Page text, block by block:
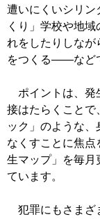
遭いにくいシリン
くり」学校や地
れをしたりしなが
をつくる――など
ポイントは、発
接はたらくことで
ック」のような
なくすことに焦点
生マップ」を毎月
ています。
犯罪にもさまざ